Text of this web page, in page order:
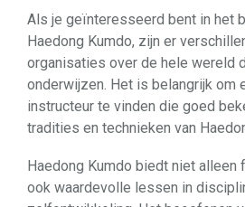
Als je geïnteresseerd bent in het
Haedong Kumdo, zijn er
organisaties over de hele wereld
onderwijzen. Het is belangrijk om
instructeur te vinden die goed
tradities en technieken van
Haedong Kumdo biedt niet alleen
ook waardevolle lessen in